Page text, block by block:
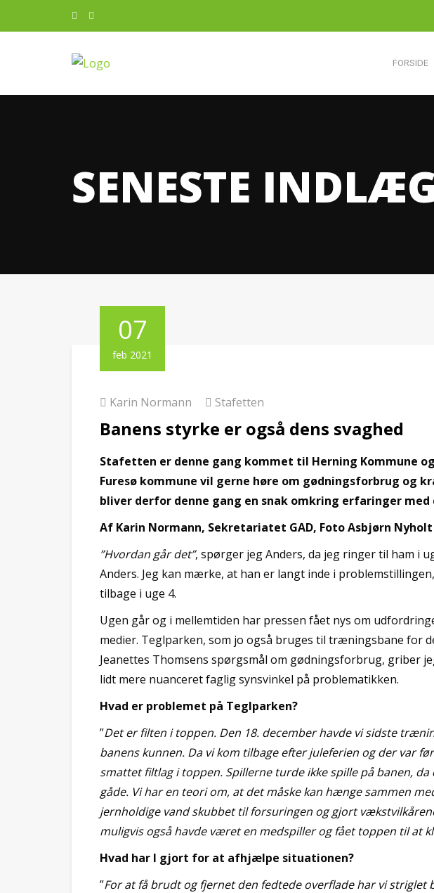
FORSIDE
SENESTE
07
feb 2021
Karin Normann Stafetten
Banens styrke er også dens svaghed
Stafetten er denne gang kommet til Herning Kommune
Furesø kommune vil gerne høre om gødningsforbrug og
bliver derfor denne gang en snak omkring erfaringer
Af Karin Normann, Sekretariatet GAD, Foto Asbjørn Nyholt
”Hvordan går det”, spørger jeg Anders, da jeg ringer til ham i
Anders. Jeg kan mærke, at han er langt inde i
tilbage i uge 4.
Ugen går og i mellemtiden har pressen fået nys om
medier. Teglparken, som jo også bruges til træningsbane for
Jeanettes Thomsens spørgsmål om gødningsforbrug, griber
lidt mere nuanceret faglig synsvinkel på problematikken.
Hvad er problemet på Teglparken?
”Det er filten i toppen. Den 18. december havde vi sidste
banens kunnen. Da vi kom tilbage efter juleferien og der var
smattet filtlag i toppen. Spillerne turde ikke spille på banen,
gåde. Vi har en teori om, at det måske kan hænge sammen
jernholdige vand skubbet til forsuringen og gjort
muligvis også havde været en medspiller og fået toppen til at
Hvad har I gjort for at afhjælpe situationen?
”For at få brudt og fjernet den fedtede overflade har vi